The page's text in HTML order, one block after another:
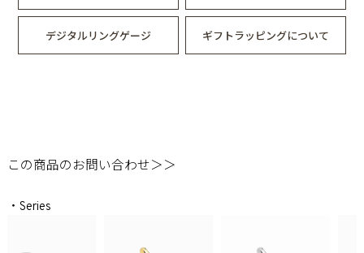
デジタルリングゲージ ギフトラッピングについて
この商品のお問い合わせ＞＞
・Series